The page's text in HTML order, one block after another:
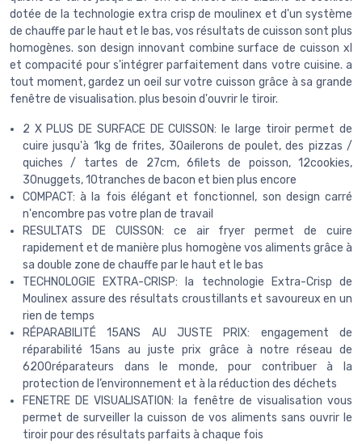
dotée de la technologie extra crisp de moulinex et d'un système
de chauffe par le haut et le bas, vos résultats de cuisson sont plus
homogènes. son design innovant combine surface de cuisson xl
et compacité pour s'intégrer parfaitement dans votre cuisine. a
tout moment, gardez un oeil sur votre cuisson grâce à sa grande
fenêtre de visualisation. plus besoin d'ouvrir le tiroir.
2 X PLUS DE SURFACE DE CUISSON: le large tiroir permet de
cuire jusqu'à 1kg de frites, 30ailerons de poulet, des pizzas /
quiches / tartes de 27cm, 6filets de poisson, 12cookies,
30nuggets, 10tranches de bacon et bien plus encore
COMPACT: à la fois élégant et fonctionnel, son design carré
n'encombre pas votre plan de travail
RESULTATS DE CUISSON: ce air fryer permet de cuire
rapidement et de manière plus homogène vos aliments grâce à
sa double zone de chauffe par le haut et le bas
TECHNOLOGIE EXTRA-CRISP: la technologie Extra-Crisp de
Moulinex assure des résultats croustillants et savoureux en un
rien de temps
RÉPARABILITÉ 15ANS AU JUSTE PRIX: engagement de
réparabilité 15ans au juste prix grâce à notre réseau de
6200réparateurs dans le monde, pour contribuer à la
protection de l’environnement et à la réduction des déchets
FENETRE DE VISUALISATION: la fenêtre de visualisation vous
permet de surveiller la cuisson de vos aliments sans ouvrir le
tiroir pour des résultats parfaits à chaque fois